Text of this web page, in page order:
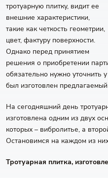
тротуарную плитку, видит ее
внешние характеристики,
такие как четкость геометрии,
цвет, фактуру поверхности.
Однако перед принятием
решения о приобретении
обязательно нужно уточнить
был изготовлен
На сегодняшний день
изготовлена одним из двух
которых – вибролитье, а
Остановимся на каждом из
Тротуарная плитка,